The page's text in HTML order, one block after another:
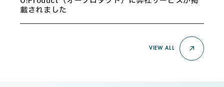
載されました
VIEW ALL